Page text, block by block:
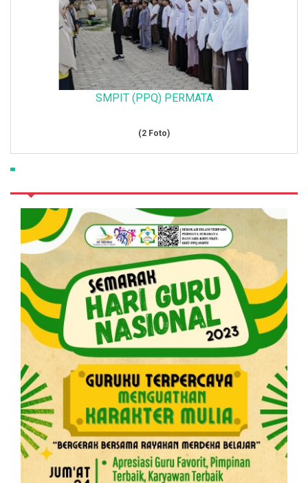
SMPIT (PPQ) PERMATA
(2 Foto)